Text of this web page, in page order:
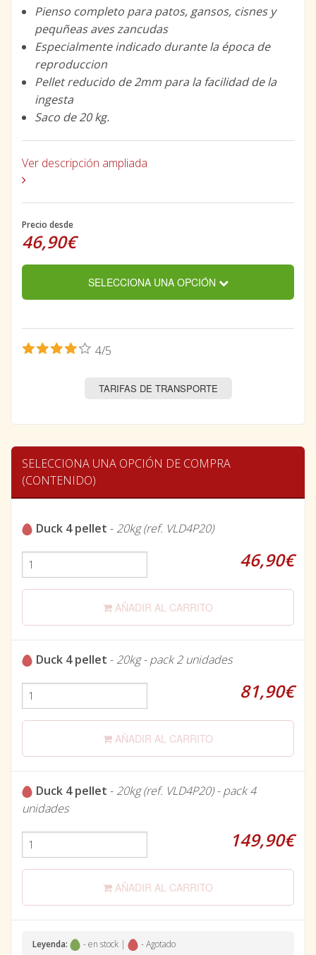
Pienso completo para patos, gansos, cisnes y
pequñeas aves zancudas
Especialmente indicado durante la época de
reproduccion
Pellet reducido de 2mm para la facilidad de la
ingesta
Saco de 20 kg.
Ver descripción ampliada
Precio desde
46,90€
SELECCIONA UNA OPCIÓN
4/5
TARIFAS DE TRANSPORTE
SELECCIONA UNA OPCIÓN DE COMPRA
(CONTENIDO)
Duck 4 pellet - 20kg (ref. VLD4P20)
46,90€
AÑADIR AL CARRITO
Duck 4 pellet - 20kg - pack 2 unidades
81,90€
AÑADIR AL CARRITO
Duck 4 pellet - 20kg (ref. VLD4P20) - pack 4
unidades
149,90€
AÑADIR AL CARRITO
Leyenda: - en stock | - Agotado